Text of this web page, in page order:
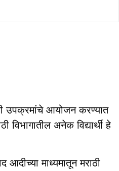
उपक्रमांचे आयोजन करण्यात
अनेक विद्यार्थी हे
माध्यमातून मराठी